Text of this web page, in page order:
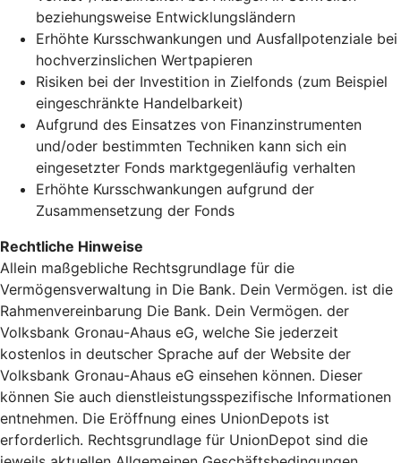
beziehungsweise Entwicklungsländern
Erhöhte Kursschwankungen und Ausfallpotenziale bei
hochverzinslichen Wertpapieren
Risiken bei der Investition in Zielfonds (zum Beispiel
eingeschränkte Handelbarkeit)
Aufgrund des Einsatzes von Finanzinstrumenten
und/oder bestimmten Techniken kann sich ein
eingesetzter Fonds marktgegenläufig verhalten
Erhöhte Kursschwankungen aufgrund der
Zusammensetzung der Fonds
Rechtliche Hinweise
Allein maßgebliche Rechtsgrundlage für die
Vermögensverwaltung in Die Bank. Dein Vermögen. ist die
Rahmenvereinbarung Die Bank. Dein Vermögen. der
Volksbank Gronau-Ahaus eG, welche Sie jederzeit
kostenlos in deutscher Sprache auf der Website der
Volksbank Gronau-Ahaus eG einsehen können. Dieser
können Sie auch dienstleistungsspezifische Informationen
entnehmen. Die Eröffnung eines UnionDepots ist
erforderlich. Rechtsgrundlage für UnionDepot sind die